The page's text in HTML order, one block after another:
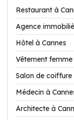
Restaurant à
Agence
Hôtel à Cannes
Vêtement femme
Salon de coiffure
Médecin à
Architecte à